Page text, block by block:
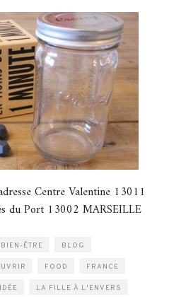
Centre Valentine 13011
du Port 13002 MARSEILLE
BIEN-ÊTRE BLOG
FOOD FRANCE
IDÉE LA FILLE À L'ENVERS